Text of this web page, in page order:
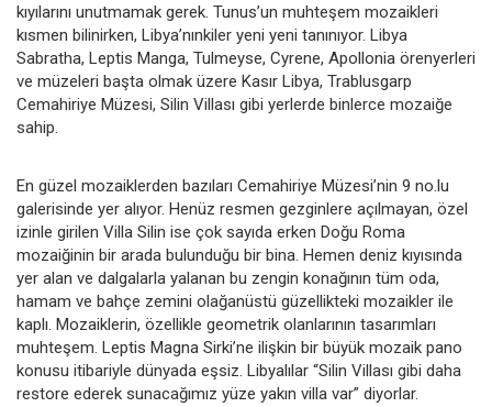
kıyılarını unutmamak gerek. Tunus’un muhteşem mozaikleri
kısmen bilinirken, Libya’nınkiler yeni yeni tanınıyor. Libya
Sabratha, Leptis Manga, Tulmeyse, Cyrene, Apollonia örenyerleri
ve müzeleri başta olmak üzere Kasır Libya, Trablusgarp
Cemahiriye Müzesi, Silin Villası gibi yerlerde binlerce mozaiğe
sahip.
En güzel mozaiklerden bazıları Cemahiriye Müzesi’nin 9 no.lu
galerisinde yer alıyor. Henüz resmen gezginlere açılmayan, özel
izinle girilen Villa Silin ise çok sayıda erken Doğu Roma
mozaiğinin bir arada bulunduğu bir bina. Hemen deniz kıyısında
yer alan ve dalgalarla yalanan bu zengin konağının tüm oda,
hamam ve bahçe zemini olağanüstü güzellikteki mozaikler ile
kaplı. Mozaiklerin, özellikle geometrik olanlarının tasarımları
muhteşem. Leptis Magna Sirki’ne ilişkin bir büyük mozaik pano
konusu itibariyle dünyada eşsiz. Libyalılar “Silin Villası gibi daha
restore ederek sunacağımız yüze yakın villa var” diyorlar.